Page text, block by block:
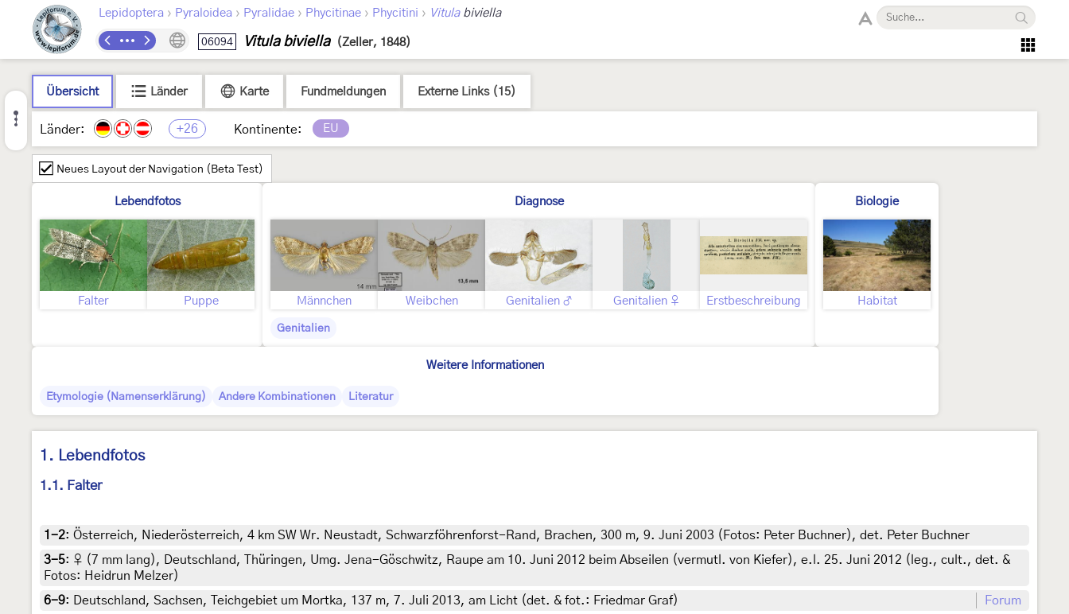
Lepidoptera › Pyraloidea › Pyralidae › Phycitinae › Phycitini › Vitulabiviella
06094 Vitula biviella (Zeller, 1848)
Übersicht Länder Karte Fundmeldungen Externe Links (15)
Länder: +26 Kontinente: EU
Neues Layout der Navigation (Beta Test)
Lebendfotos
Falter Puppe
Diagnose
Männchen Weibchen Genitalien ♂ Genitalien ♀ Erstbeschreibung
Genitalien
Biologie
Habitat
Weitere Informationen
Etymologie (Namenserklärung) Andere Kombinationen Literatur
1. Lebendfotos
1.1. Falter
1-2: Österreich, Niederösterreich, 4 km SW Wr. Neustadt, Schwarzföhrenforst-Rand, Brachen, 300 m, 9. Juni 2003 (Fotos: Peter Buchner), det. Peter Buchner
3-5: ♀ (7 mm lang), Deutschland, Thüringen, Umg. Jena-Göschwitz, Raupe am 10. Juni 2012 beim Abseilen (vermutl. von Kiefer), e.l. 25. Juni 2012 (leg., cult., det. &
Fotos: Heidrun Melzer)
6-9: Deutschland, Sachsen, Teichgebiet um Mortka, 137 m, 7. Juli 2013, am Licht (det. & fot.: Friedmar Graf)
Forum